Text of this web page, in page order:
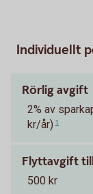
Individuellt
Rörlig avgift
2% av
kr/år) 1
Flyttavgift
500 kr